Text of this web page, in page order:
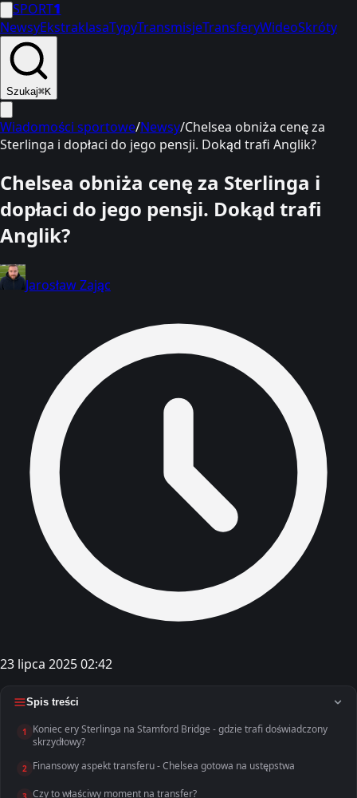
SPORT1
NewsyEkstraklasaTypyTransmisjeTransferyWideoSkróty
Szukaj⌘K
Wiadomości sportowe/Newsy/Chelsea obniża cenę za
Sterlinga i dopłaci do jego pensji. Dokąd trafi Anglik?
Chelsea obniża cenę za Sterlinga i
dopłaci do jego pensji. Dokąd trafi
Anglik?
Jarosław Zając
23 lipca 2025 02:42
Spis treści
1
Koniec ery Sterlinga na Stamford Bridge - gdzie trafi doświadczony
skrzydłowy?
2 Finansowy aspekt transferu - Chelsea gotowa na ustępstwa
Czy to właściwy moment na transfer?